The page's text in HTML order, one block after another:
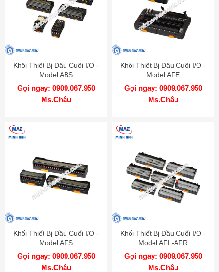
Khối Thiết Bị Đầu Cuối I/O -
Model ABS
Gọi ngay: 0909.067.950
Ms.Châu
Khối Thiết Bị Đầu Cuối I/O -
Model AFE
Gọi ngay: 0909.067.950
Ms.Châu
Khối Thiết Bị Đầu Cuối I/O -
Model AFS
Gọi ngay: 0909.067.950
Ms.Châu
Khối Thiết Bị Đầu Cuối I/O -
Model AFL-AFR
Gọi ngay: 0909.067.950
Ms.Châu